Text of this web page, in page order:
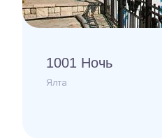
1001 Ночь
Ялта